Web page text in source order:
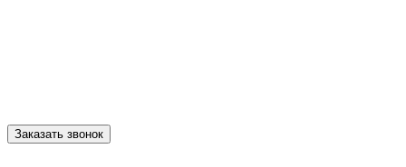
Заказать звонок